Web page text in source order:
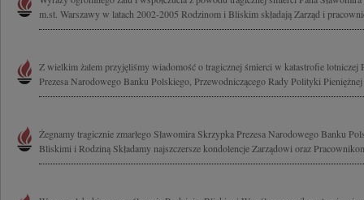
m.st. Warszawy w latach 2002-2005 Rodzinom i Bliskim składają Zarząd i
Z wielkim żalem przyjęliśmy wiadomość o tragicznej śmierci w katastrofie lotniczej
Prezesa Narodowego Banku Polskiego, Przewodniczącego Rady Polityki
Żegnamy tragicznie zmarłego Sławomira Skrzypka Prezesa Narodowego Banku
Bliskimi i Rodziną Składamy najszczersze kondolencje Zarządowi oraz